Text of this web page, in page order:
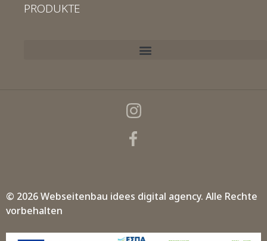
PRODUKTE
© 2026 Webseitenbau idees digital agency. Alle Rechte
vorbehalten